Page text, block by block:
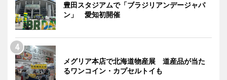
豊田スタジアムで「ブラジリアンデージャパ
ン」 愛知初開催
メグリア本店で北海道物産展 道産品が当た
るワンコイン・カプセルトイも